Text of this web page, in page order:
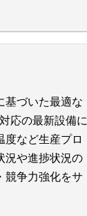
基づいた最適な
応の最新設備に
度など生産プロ
況や進捗状況の
競争力強化をサ